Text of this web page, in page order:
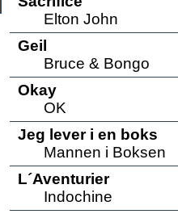
Elton John
Geil
Bruce & Bongo
Okay
OK
Jeg lever i en boks
Mannen i Boksen
L´Aventurier
Indochine